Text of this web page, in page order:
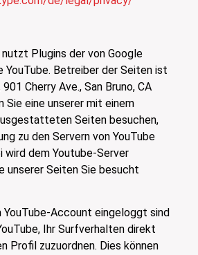
Plugins der von Google
YouTube. Betreiber der Seiten ist
Cherry Ave., San Bruno, CA
Sie eine unserer mit einem
Seiten besuchen,
zu den Servern von YouTube
dem Youtube-Server
unserer Seiten Sie besucht
YouTube-Account eingeloggt sind
Ihr Surfverhalten direkt
Profil zuzuordnen. Dies können